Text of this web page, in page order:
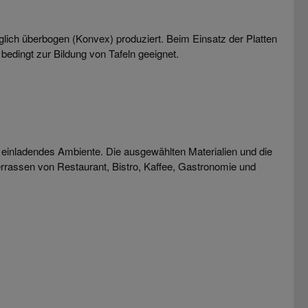
überbogen (Konvex) produziert. Beim Einsatz der Platten
zur Bildung von Tafeln geeignet.
Ambiente. Die ausgewählten Materialien und die
von Restaurant, Bistro, Kaffee, Gastronomie und